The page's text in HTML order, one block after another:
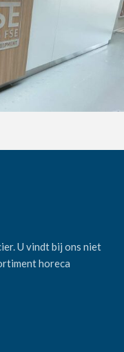
U vindt bij ons niet
horeca